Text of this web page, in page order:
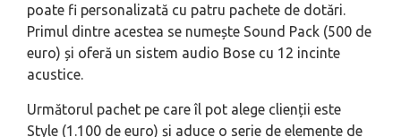
poate fi personalizată cu patru pachete de dotări.
Primul dintre acestea se numește Sound Pack (500 de
euro) și oferă un sistem audio Bose cu 12 incinte
acustice.
Următorul pachet pe care îl pot alege clienții este
Style (1.100 de euro) și aduce o serie de elemente de